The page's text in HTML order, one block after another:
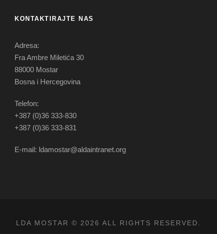
KONTAKTIRAJTE NAS
Adresa:
Fra Ambre Miletića 30
88000 Mostar
Bosna i Hercegovina
Telefon:
+387 (0)36 333-830
+387 (0)36 333-831
E-mail: ldamostar@aldaintranet.org
LDA MOSTAR © 2026 ALL RIGHTS RESERVED.